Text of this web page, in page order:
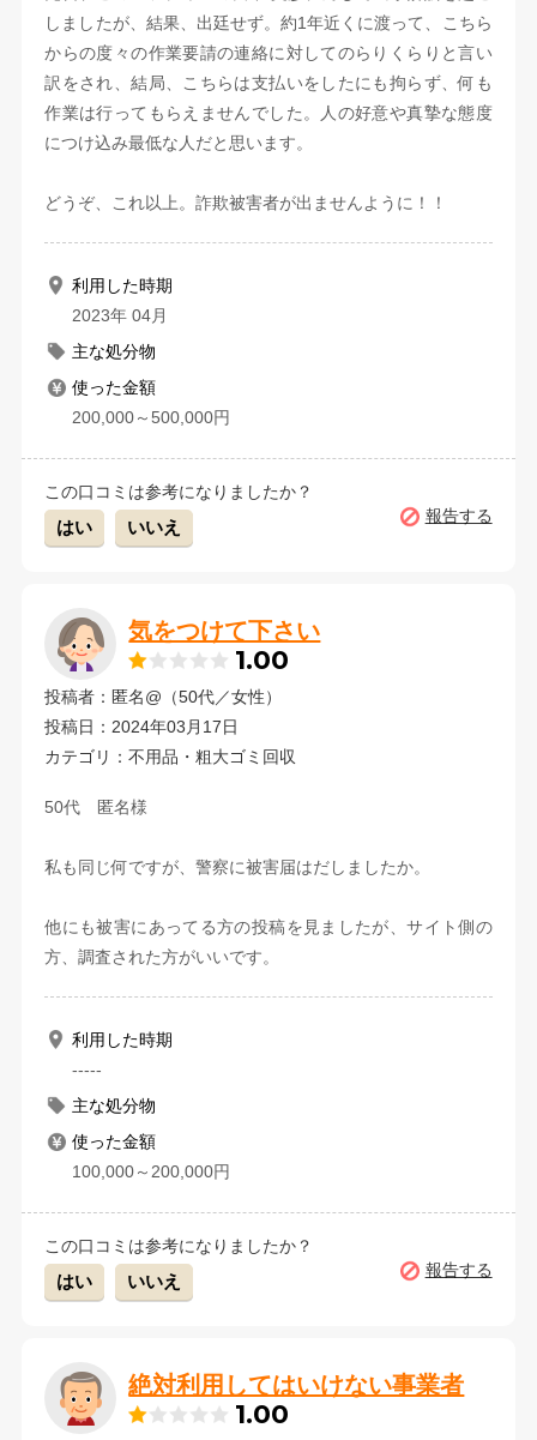
しましたが、結果、出廷せず。約1年近くに渡って、こちら
からの度々の作業要請の連絡に対してのらりくらりと言い
訳をされ、結局、こちらは支払いをしたにも拘らず、何も
作業は行ってもらえませんでした。人の好意や真摯な態度
につけ込み最低な人だと思います。
どうぞ、これ以上。詐欺被害者が出ませんように！！
利用した時期
2023年 04月
主な処分物
使った金額
200,000～500,000円
この口コミは参考になりましたか？
はい いいえ
報告する
気をつけて下さい
1.00
投稿者：匿名@（50代／女性）
投稿日：2024年03月17日
カテゴリ：不用品・粗大ゴミ回収
50代 匿名様
私も同じ何ですが、警察に被害届はだしましたか。
他にも被害にあってる方の投稿を見ましたが、サイト側の
方、調査された方がいいです。
利用した時期
-----
主な処分物
使った金額
100,000～200,000円
この口コミは参考になりましたか？
はい いいえ
報告する
絶対利用してはいけない事業者
1.00